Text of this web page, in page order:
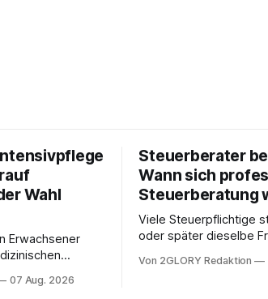
Wahl
Erwachsener
pflegerische
07 Aug. 2026
Steuerberater
Wann sich
Steuerberatung
Viele Steuerpflichtige
oder später dieselbe
sich die
Von 2GLORY Redaktion